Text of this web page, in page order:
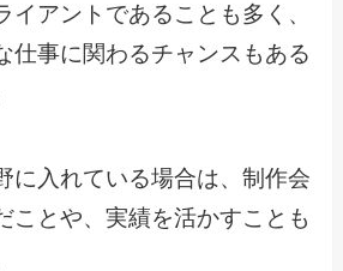
イアントであることも多く、
仕事に関わるチャンスもある
に入れている場合は、制作会
ことや、実績を活かすことも